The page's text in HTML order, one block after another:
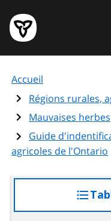
au
contenu
principal
Page
d'accueil
de
l'Ontario
Accueil
Régions rurales,
Mauvaises herbes
Guide
agricoles de l'Ontario